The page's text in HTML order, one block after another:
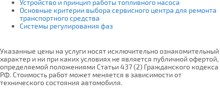
Устройство и принцип работы топливного насоса
Основные критерии выбора сервисного центра для ремонта
транспортного средства
Системы регулирования фаз
Указанные цены на услуги носят исключительно ознакомительный
характер и ни при каких условиях не является публичной офертой,
определяемой положениями Статьи 437 (2) Гражданского кодекса
РФ. Стоимость работ может меняется в зависимости от
технического состояния автомобиля.